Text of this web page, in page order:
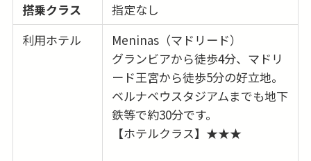
搭乗クラス
指定なし
利用ホテル
Meninas（マドリード）
グランビアから徒歩4分、マドリ
ード王宮から徒歩5分の好立地。
ベルナベウスタジアムまでも地下
鉄等で約30分です。
【ホテルクラス】★★★